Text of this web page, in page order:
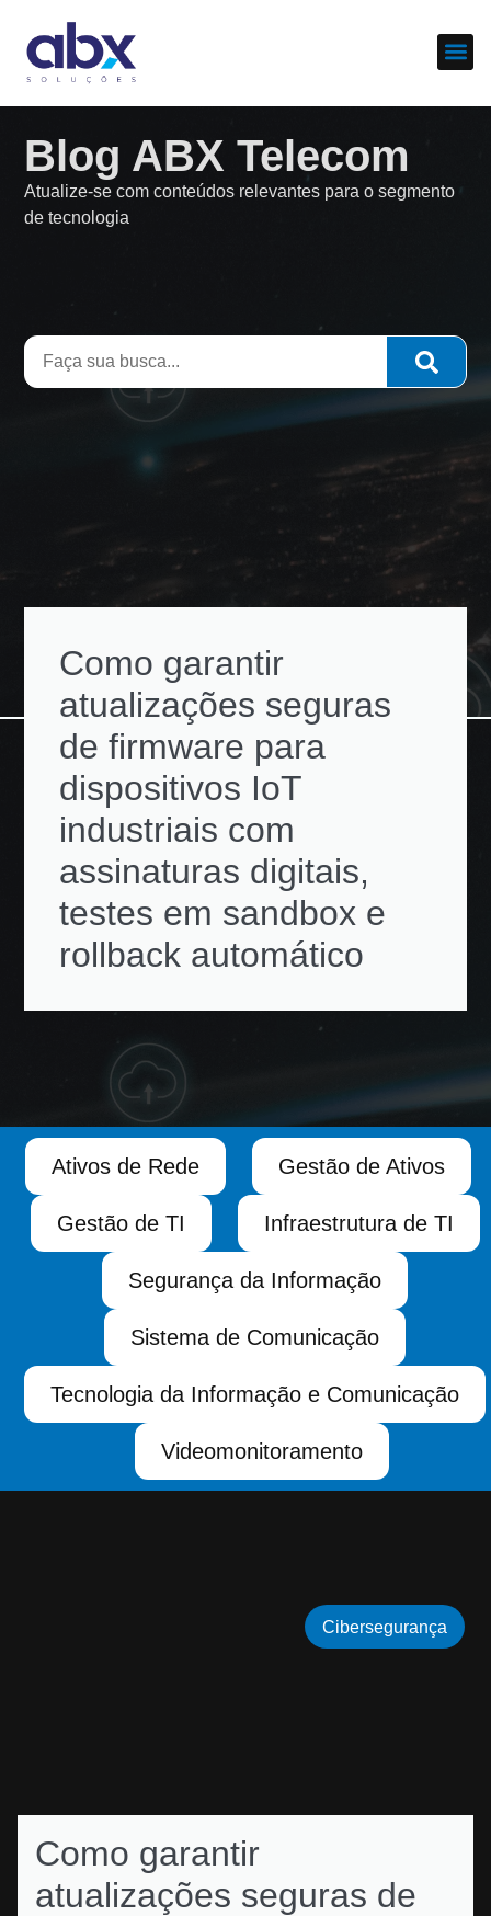
Blog ABX Telecom
Atualize-se com conteúdos relevantes para o segmento
de tecnologia
Como garantir
atualizações seguras
de firmware para
dispositivos IoT
industriais com
assinaturas digitais,
testes em sandbox e
rollback automático
Ativos de Rede Gestão de Ativos
Gestão de TI Infraestrutura de TI
Segurança da Informação
Sistema de Comunicação
Tecnologia da Informação e Comunicação
Videomonitoramento
Como garantir
atualizações seguras de
Cibersegurança